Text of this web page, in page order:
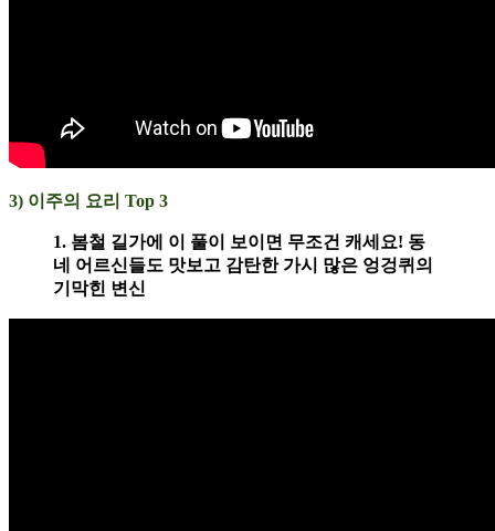
3) 이주의 요리 Top 3
1. 봄철 길가에 이 풀이 보이면 무조건 캐세요! 동
네 어르신들도 맛보고 감탄한 가시 많은 엉겅퀴의
기막힌 변신